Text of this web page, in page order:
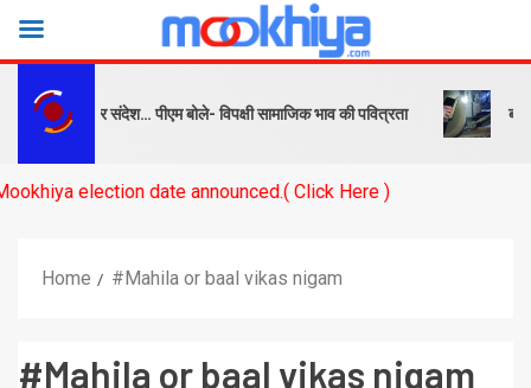
को सबक और संदेश… पीएम बोले- विपक्षी सामाजिक भाव की पवित्रता बनारस
election date announced.( Click Here )
Home #Mahila or baal vikas nigam
#Mahila or baal vikas nigam